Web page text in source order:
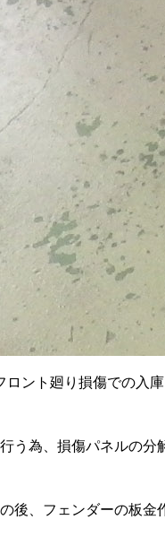
ロント廻り損傷での入庫
う為、損傷パネルの分
後、フェンダーの板金